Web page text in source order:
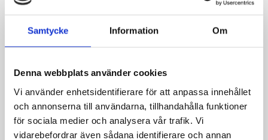
Samtycke Information Om
Denna webbplats använder cookies
Vi använder enhetsidentifierare för att anpassa innehållet
och annonserna till användarna, tillhandahålla funktioner
för sociala medier och analysera vår trafik. Vi
vidarebefordrar även sådana identifierare och annan
E-post